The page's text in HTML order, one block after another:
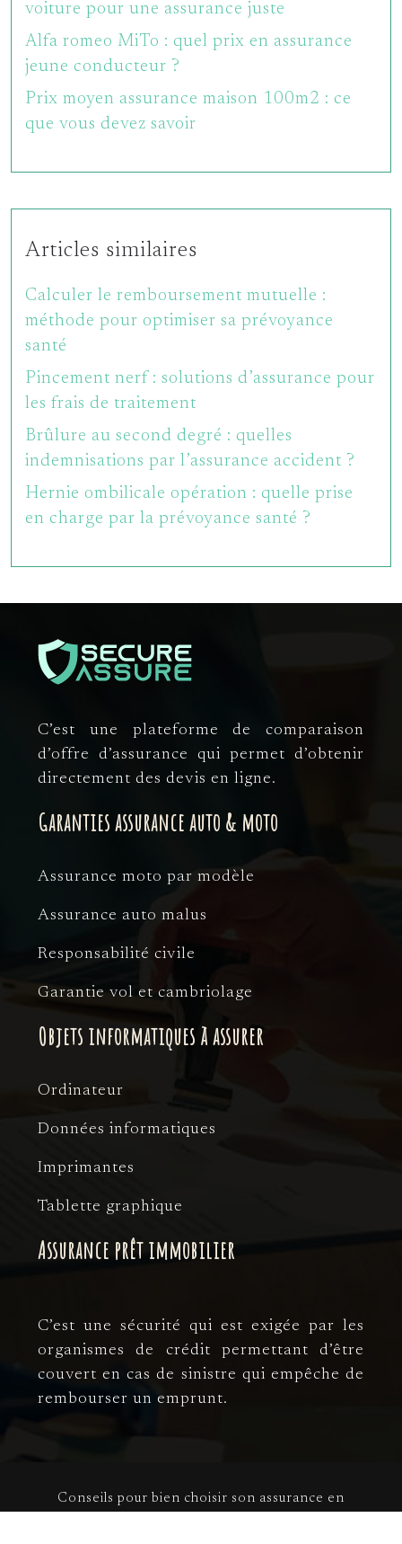
voiture pour une assurance juste
Alfa romeo MiTo : quel prix en assurance
jeune conducteur ?
Prix moyen assurance maison 100m2 : ce
que vous devez savoir
Articles similaires
Calculer le remboursement mutuelle :
méthode pour optimiser sa prévoyance
santé
Pincement nerf : solutions d’assurance pour
les frais de traitement
Brûlure au second degré : quelles
indemnisations par l’assurance accident ?
Hernie ombilicale opération : quelle prise
en charge par la prévoyance santé ?
C’est une plateforme de comparaison
d’offre d’assurance qui permet d’obtenir
directement des devis en ligne.
Garanties assurance auto & moto
Assurance moto par modèle
Assurance auto malus
Responsabilité civile
Garantie vol et cambriolage
Objets informatiques à assurer
Ordinateur
Données informatiques
Imprimantes
Tablette graphique
Assurance prêt immobilier
C’est une sécurité qui est exigée par les
organismes de crédit permettant d’être
couvert en cas de sinistre qui empêche de
rembourser un emprunt.
Conseils pour bien choisir son assurance en